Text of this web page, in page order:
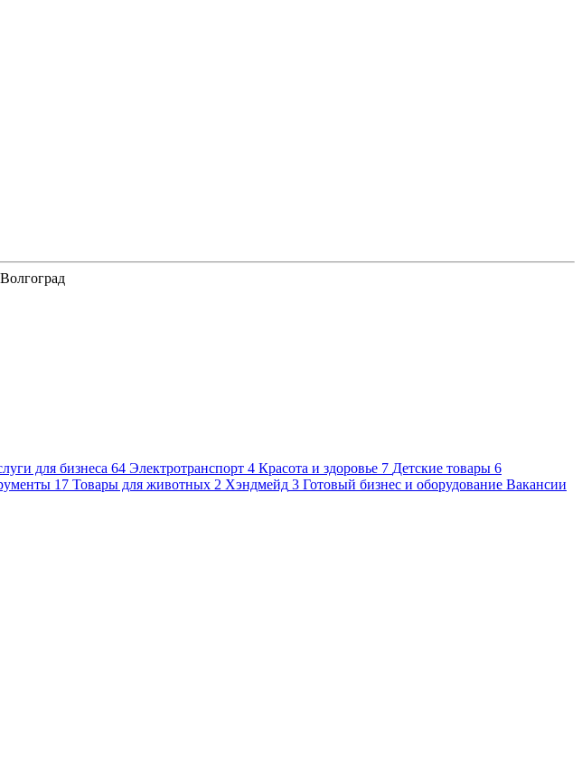
Волгоград
для бизнеса 64 Электротранспорт 4 Красота и здоровье 7 Детские товары 6
17 Товары для животных 2 Хэндмейд 3 Готовый бизнес и оборудование Вакансии